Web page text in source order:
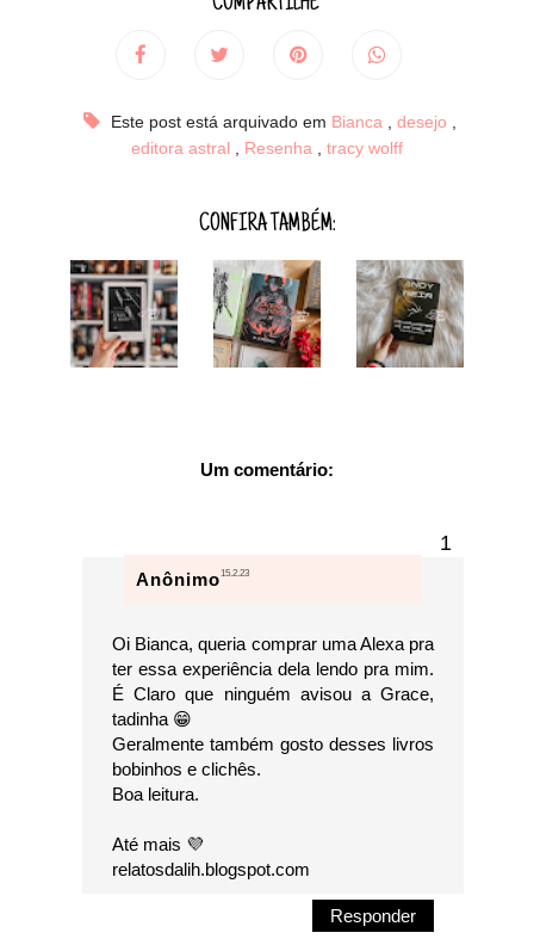
Este post está arquivado em Bianca desejo
editora astral
Resenha tracy wolff
CONFIRA TAMBÉM:
Um comentário:
Anônimo15.2.23
Oi Bianca, queria comprar uma Alexa pra
ter essa experiência dela lendo pra mim.
É Claro que ninguém avisou a Grace,
tadinha 😁
Geralmente também gosto desses livros
bobinhos e clichês.
Boa leitura.
Até mais 💜
relatosdalih.blogspot.com
Responder